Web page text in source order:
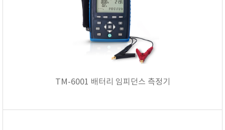
TM-6001 배터리 임피던스 측정기